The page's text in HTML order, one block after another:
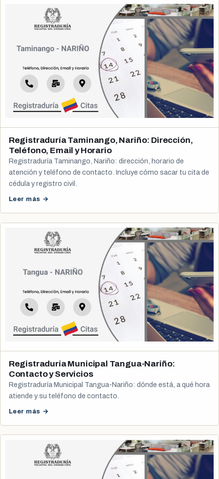
Registraduría Taminango, Nariño: Dirección,
Teléfono, Email y Horario
Registraduría Taminango, Nariño: dirección, horario de
atención y teléfono de contacto. Incluye cómo sacar tu cita de
cédula y registro civil.
Leer más →
Registraduría Municipal Tangua-Nariño:
Contacto y Servicios
Registraduría Municipal Tangua-Nariño: dónde está, a qué hora
atiende y su teléfono de contacto.
Leer más →